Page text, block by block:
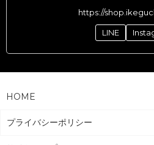
https://
LINE
HOME
プライバシーポリシー